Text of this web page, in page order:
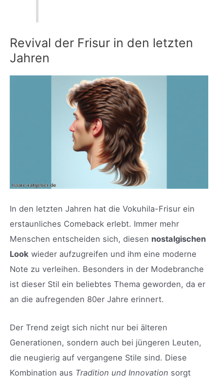
Revival der Frisur in den letzten
Jahren
In den letzten Jahren hat die Vokuhila-Frisur ein
erstaunliches Comeback erlebt. Immer mehr
Menschen entscheiden sich, diesen nostalgischen
Look wieder aufzugreifen und ihm eine moderne
Note zu verleihen. Besonders in der Modebranche
ist dieser Stil ein beliebtes Thema geworden, da er
an die aufregenden 80er Jahre erinnert.
Der Trend zeigt sich nicht nur bei älteren
Generationen, sondern auch bei jüngeren Leuten,
die neugierig auf vergangene Stile sind. Diese
Kombination aus Tradition und Innovation sorgt